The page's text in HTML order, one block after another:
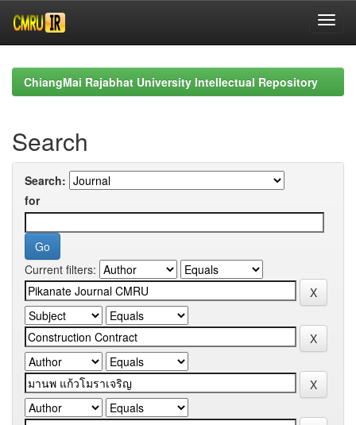
navigationChiangMai Rajabhat University Intellectual Repository
Search
Search:
for
Current filters: